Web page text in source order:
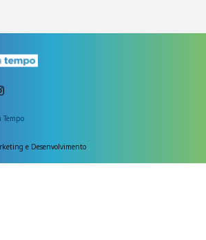
Tempo
e Desenvolvimento